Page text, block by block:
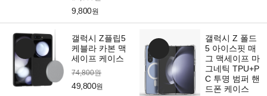
9,800원
갤럭시 Z플립5
케블라 카본 맥
세이프 케이스
74,800원
49,800원
갤럭시 Z 폴드
5 아이스핏 매
그 맥세이프 마
그네틱 TPU+P
C 투명 범퍼 핸
드폰 케이스